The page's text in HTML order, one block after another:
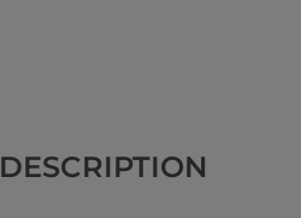
DESCRIPTION